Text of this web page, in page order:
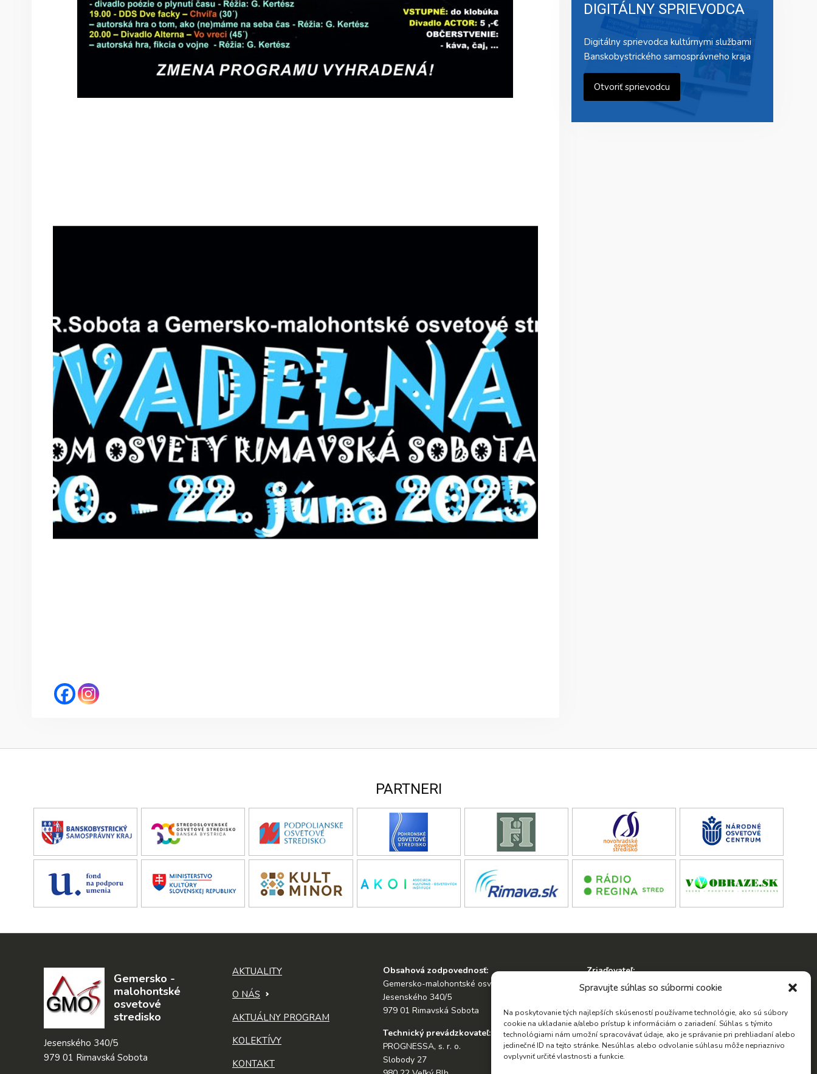
Spravujte súhlas so súbormi cookie
Na poskytovanie tých najlepších skúseností používame technológie, ako sú súbory
cookie na ukladanie a/alebo prístup k informáciám o zariadení. Súhlas s týmito
technológiami nám umožní spracovávať údaje, ako je správanie pri prehliadaní alebo
jedinečné ID na tejto stránke. Nesúhlas alebo odvolanie súhlasu môže nepriaznivo
ovplyvniť určité vlastnosti a funkcie.
DIGITÁLNY SPRIEVODCA
Digitálny sprievodca kultúrnymi službami
Banskobystrického samosprávneho kraja
Otvoriť sprievodcu
PARTNERI
Gemersko -
malohontské
osvetové
stredisko
Jesenského 340/5
979 01 Rimavská Sobota
AKTUALITY
O NÁS
AKTUÁLNY PROGRAM
KOLEKTÍVY
KONTAKT
Obsahová zodpovednosť:
Gemersko-malohontské osvetové stredisko
Jesenského 340/5
979 01 Rimavská Sobota
Technický prevádzkovateľ:
PROGNESSA, s. r. o.
Slobody 27
Zriaďovateľ:
Hľadať: